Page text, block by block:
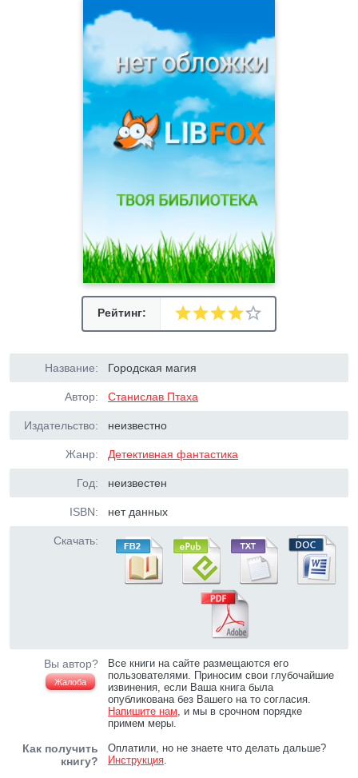
Рейтинг:
Название: Городская магия
Автор: Станислав Птаха
Издательство: неизвестно
Жанр: Детективная фантастика
Год: неизвестен
ISBN: нет данных
Скачать:
Вы автор?
Жалоба
Все книги на сайте размещаются его
пользователями. Приносим свои глубочайшие
извинения, если Ваша книга была
опубликована без Вашего на то согласия.
Напишите нам, и мы в срочном порядке
примем меры.
Как получить
книгу?
Оплатили, но не знаете что делать дальше?
Инструкция.